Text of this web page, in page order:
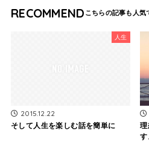
RECOMMEND
人生
2015.12.22
そして人生を楽しむ話を簡単に
理
す